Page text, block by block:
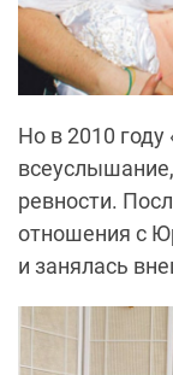
Но в 2010 году
ревности.
отношения с
и занялась